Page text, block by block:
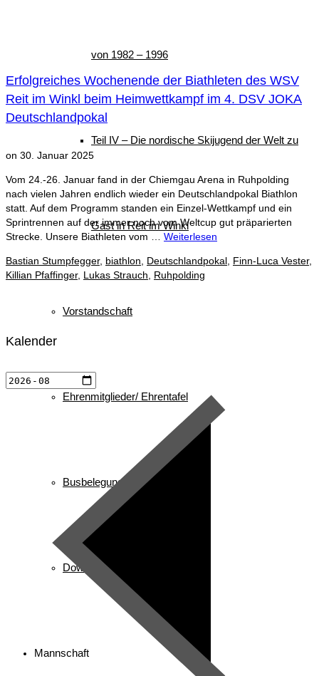
von 1982 – 1996
Teil IV – Die nordische Skijugend der Welt zu
Gast in Reit im Winkl
Vorstandschaft
Ehrenmitglieder/ Ehrentafel
Busbelegung
Downloads
Mannschaft
Erfolgreiches Wochenende der Biathleten des WSV
Reit im Winkl beim Heimwettkampf im 4. DSV JOKA
Deutschlandpokal
on 30. Januar 2025
Vom 24.-26. Januar fand in der Chiemgau Arena in Ruhpolding
nach vielen Jahren endlich wieder ein Deutschlandpokal Biathlon
statt. Auf dem Programm standen ein Einzel-Wettkampf und ein
Sprintrennen auf der immer noch vom Weltcup gut präparierten
Strecke. Unsere Biathleten vom … Weiterlesen
Bastian Stumpfegger, biathlon Deutschlandpokal Finn-Luca Vester,
Killian Pfaffinger, Lukas Strauch Ruhpolding
Kalender